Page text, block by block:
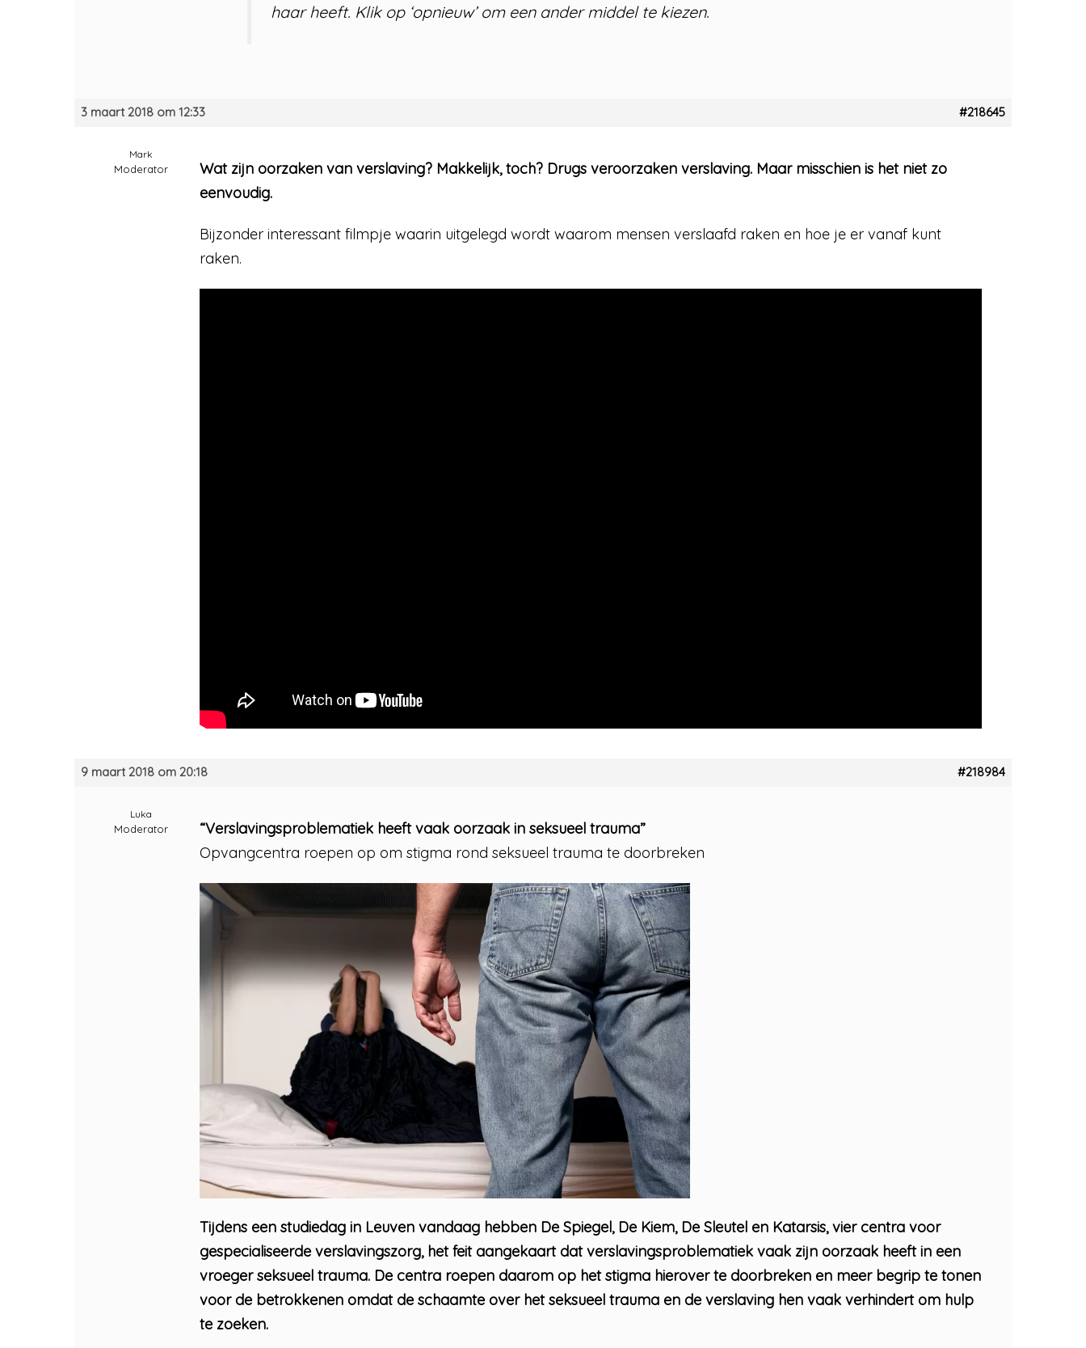
haar heeft. Klik op ‘opnieuw’ om een ander middel te kiezen.
3 maart 2018 om 12:33 #218645
Mark
Moderator
Wat zijn oorzaken van verslaving? Makkelijk, toch? Drugs veroorzaken verslaving. Maar misschien is het niet zo
eenvoudig.
Bijzonder interessant filmpje waarin uitgelegd wordt waarom mensen verslaafd raken en hoe je er vanaf kunt
raken.
9 maart 2018 om 20:18 #218984
Luka
Moderator
“Verslavingsproblematiek heeft vaak oorzaak in seksueel trauma”
Opvangcentra roepen op om stigma rond seksueel trauma te doorbreken
Tijdens een studiedag in Leuven vandaag hebben De Spiegel, De Kiem, De Sleutel en Katarsis, vier centra voor
gespecialiseerde verslavingszorg, het feit aangekaart dat verslavingsproblematiek vaak zijn oorzaak heeft in een
vroeger seksueel trauma. De centra roepen daarom op het stigma hierover te doorbreken en meer begrip te tonen
voor de betrokkenen omdat de schaamte over het seksueel trauma en de verslaving hen vaak verhindert om hulp
te zoeken.